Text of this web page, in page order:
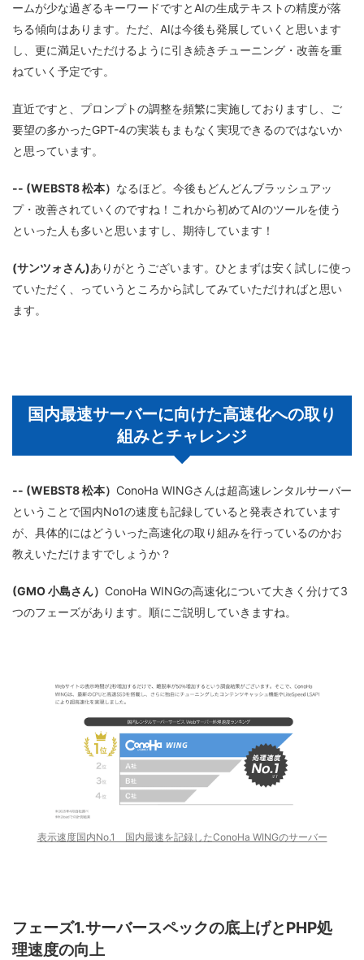
ームが少な過ぎるキーワードですとAIの生成テキストの精度が落
ちる傾向はあります。ただ、AIは今後も発展していくと思います
し、更に満足いただけるように引き続きチューニング・改善を重
ねていく予定です。
直近ですと、プロンプトの調整を頻繁に実施しておりますし、ご
要望の多かったGPT-4の実装もまもなく実現できるのではないか
と思っています。
-- (WEBST8 松本） なるほど。今後もどんどんブラッシュアッ
プ・改善されていくのですね！これから初めてAIのツールを使う
といった人も多いと思いますし、期待しています！
(サンツォさん)ありがとうございます。ひとまずは安く試しに使っ
ていただく、っていうところから試してみていただければと思い
ます。
国内最速サーバーに向けた高速化への取り
組みとチャレンジ
-- (WEBST8 松本） ConoHa WINGさんは超高速レンタルサーバー
ということで国内No1の速度も記録していると発表されています
が、具体的にはどういった高速化の取り組みを行っているのかお
教えいただけますでしょうか？
(GMO 小島さん） ConoHa WINGの高速化について大きく分けて3
つのフェーズがあります。順にご説明していきますね。
表示速度国内No.1 国内最速を記録したConoHa WINGのサーバー
フェーズ1.サーバースペックの底上げとPHP処
理速度の向上